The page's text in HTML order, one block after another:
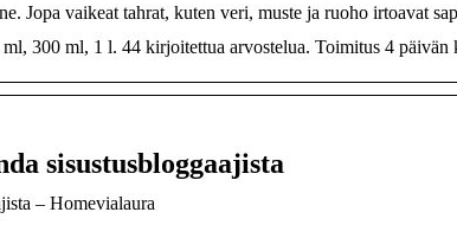
Jopa vaikeat tahrat, kuten veri, muste ja ruoho irtoavat
300 ml, 1 l. 44 kirjoitettua arvostelua. Toimitus 4 päivän
sisustusbloggaajista
– Homevialaura